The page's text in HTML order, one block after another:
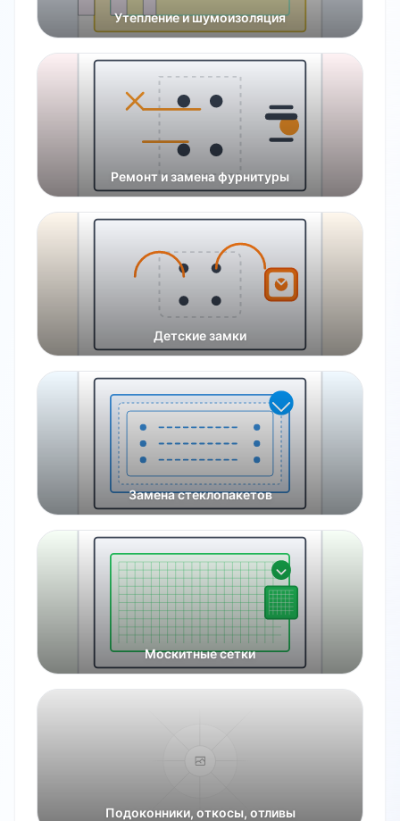
Утепление и шумоизоляция
Ремонт и замена фурнитуры
Детские замки
Замена стеклопакетов
Москитные сетки
Подоконники, откосы, отливы